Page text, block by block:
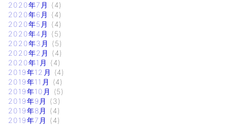
2020年7月
(4)
2020年6月
(4)
2020年5月
(4)
2020年4月
(5)
2020年3月
(5)
2020年2月
(4)
2020年1月
(4)
2019年12月
(4)
2019年11月
(4)
2019年10月
(5)
2019年9月
(3)
2019年8月
(4)
2019年7月
(4)